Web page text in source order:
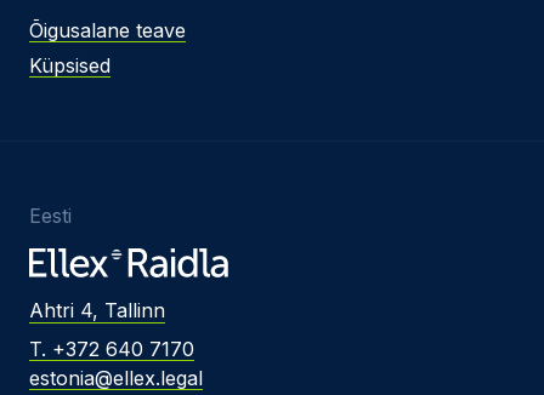
Õigusalane teave
Küpsised
Eesti
Ahtri 4, Tallinn
T. +372 640 7170
estonia@ellex.legal